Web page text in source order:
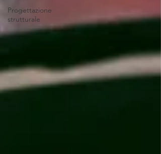
Progettazione
strutturale